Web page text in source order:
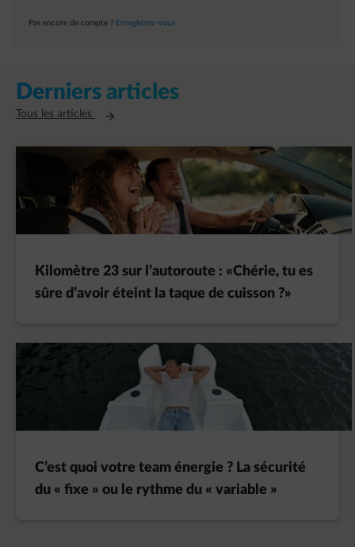
Pas encore de compte ? Enregistrez-vous
Derniers articles
Tous les articles Ouvre un nouvel onglet
Kilomètre 23 sur l’autoroute : «Chérie, tu es
sûre d’avoir éteint la taque de cuisson ?»
C’est quoi votre team énergie ? La sécurité
du « fixe » ou le rythme du « variable »